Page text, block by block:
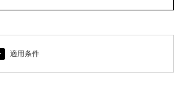
適用条件